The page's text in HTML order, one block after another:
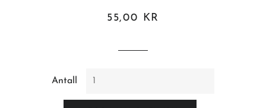
Vanlig
Salgspris
55,00 KR
Antall